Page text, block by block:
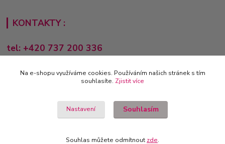
KONTAKTY :
tel: +420 737 200 336
Pondělí-Pátek: 8 - 17 hodin
obchod@e-sporting.cz
Na e-shopu využíváme cookies. Používáním našich stránek s tím
souhlasíte. Zjistit více
Nastavení Souhlasím
Souhlas můžete odmítnout zde.